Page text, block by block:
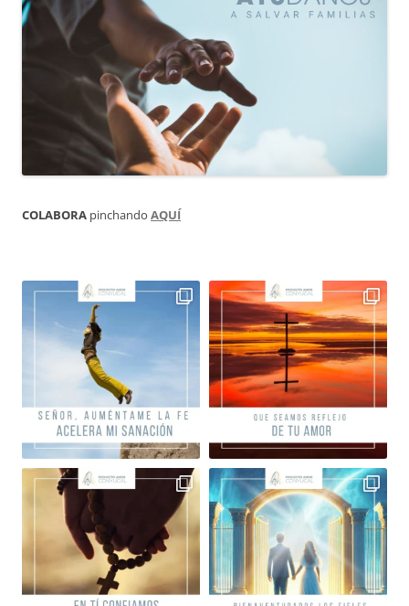
COLABORA pinchando AQUÍ